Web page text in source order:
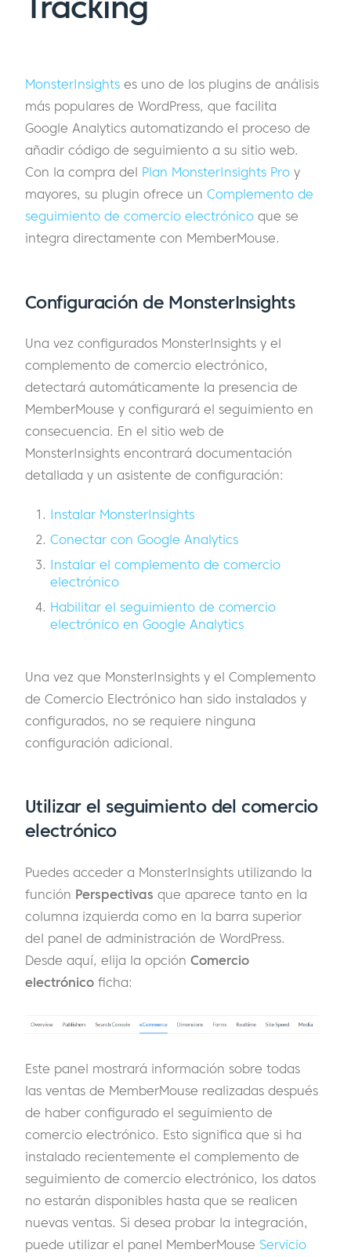
MonsterInsights es uno de los plugins de análisis
más populares de WordPress, que facilita
Google Analytics automatizando el proceso de
añadir código de seguimiento a su sitio web.
Con la compra del Plan MonsterInsights Pro y
mayores, su plugin ofrece un Complemento de
seguimiento de comercio electrónico que se
integra directamente con MemberMouse.
Configuración de MonsterInsights
Una vez configurados MonsterInsights y el
complemento de comercio electrónico,
detectará automáticamente la presencia de
MemberMouse y configurará el seguimiento en
consecuencia. En el sitio web de
MonsterInsights encontrará documentación
detallada y un asistente de configuración:
Instalar MonsterInsights
Conectar con Google Analytics
Instalar el complemento de comercio
electrónico
Habilitar el seguimiento de comercio
electrónico en Google Analytics
Una vez que MonsterInsights y el Complemento
de Comercio Electrónico han sido instalados y
configurados, no se requiere ninguna
configuración adicional.
Utilizar el seguimiento del comercio
electrónico
Puedes acceder a MonsterInsights utilizando la
función Perspectivas que aparece tanto en la
columna izquierda como en la barra superior
del panel de administración de WordPress.
Desde aquí, elija la opción Comercio
electrónico ficha:
Este panel mostrará información sobre todas
las ventas de MemberMouse realizadas después
de haber configurado el seguimiento de
comercio electrónico. Esto significa que si ha
instalado recientemente el complemento de
seguimiento de comercio electrónico, los datos
no estarán disponibles hasta que se realicen
nuevas ventas. Si desea probar la integración,
puede utilizar el panel MemberMouse Servicio